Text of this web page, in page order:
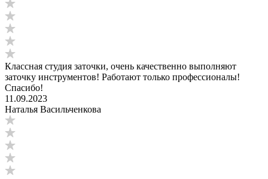
Классная студия заточки, очень качественно выполняют
заточку инструментов! Работают только профессионалы!
Спасибо!
11.09.2023
Наталья Васильченкова